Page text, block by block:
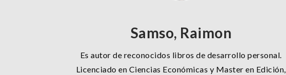
Samso, Raimon
Es autor de reconocidos libros de desarrollo personal.
Licenciado en Ciencias Económicas y Master en Edición,